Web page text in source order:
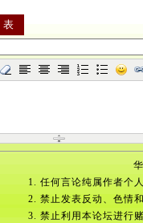
1. 任何言论纯属作者个
2. 禁止发表反动、色情
3. 禁止利用本论坛进行